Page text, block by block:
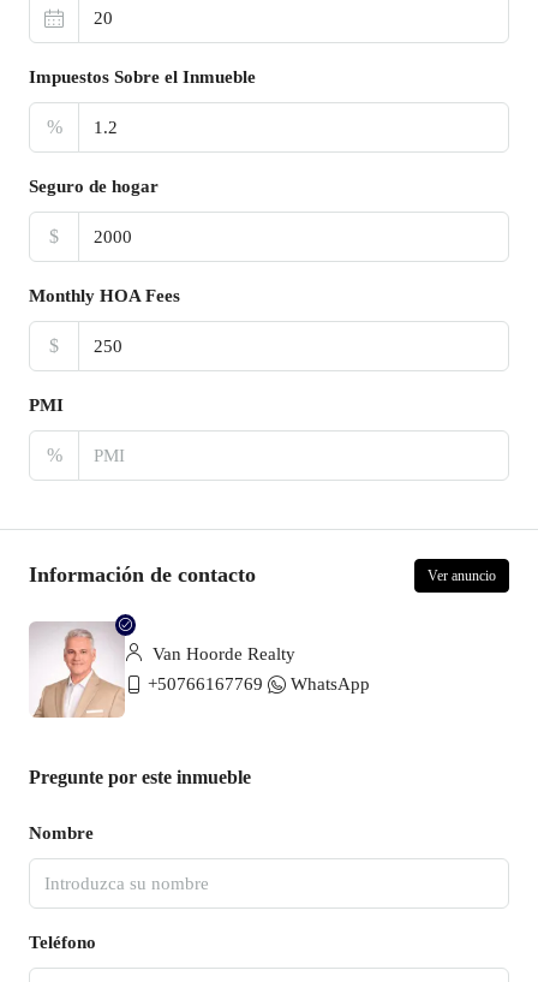
Impuestos Sobre el Inmueble
%
Seguro de hogar
$
Monthly HOA Fees
$
PMI
%
Información de contacto Ver anuncio
Van Hoorde Realty
+50766167769
WhatsApp
Pregunte por este inmueble
Nombre
Teléfono